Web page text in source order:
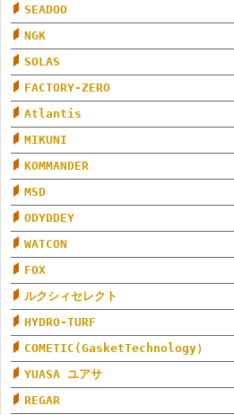
SEADOO
NGK
SOLAS
FACTORY-ZERO
Atlantis
MIKUNI
KOMMANDER
MSD
ODYDDEY
WATCON
FOX
ルクシィセレクト
HYDRO-TURF
COMETIC(GasketTechnology）
YUASA ユアサ
REGAR